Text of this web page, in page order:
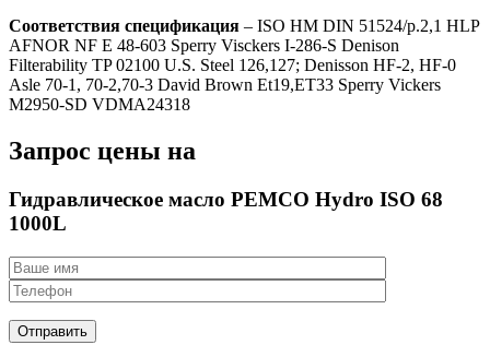
Соответствия спецификация – ISO HM DIN 51524/p.2,1 HLP
AFNOR NF E 48-603 Sperry Visckers I-286-S Denison
Filterability TP 02100 U.S. Steel 126,127; Denisson HF-2, HF-0
Asle 70-1, 70-2,70-3 David Brown Et19,ET33 Sperry Vickers
M2950-SD VDMA24318
Запрос цены на
Гидравлическое масло PEMCO Hydro ISO 68
1000L